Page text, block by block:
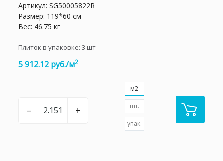
Артикул: SG50005822R
Размер: 119*60 см
Вес: 46.75 кг
Плиток в упаковке: 3 шт
5 912.12 руб./м2
– +
м2
шт.
упак.